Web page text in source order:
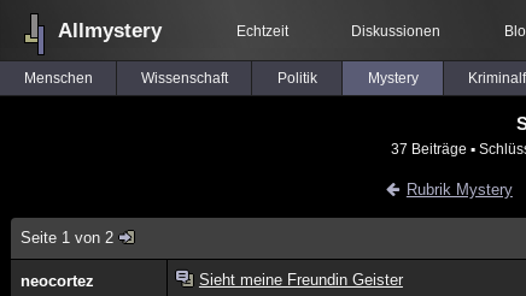
Allmystery Echtzeit Diskussionen
Menschen Wissenschaft Politik Mystery
37 Beiträge ▪
Rubrik Mystery
Seite 1 von 2
neocortez Sieht meine Freundin Geister